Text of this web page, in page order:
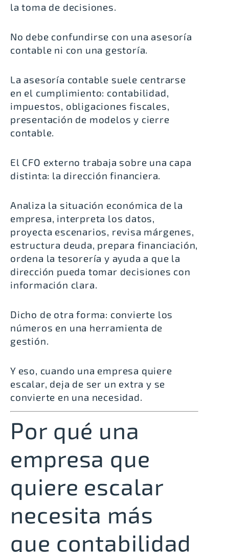
la toma de decisiones.
No debe confundirse con una asesoría
contable ni con una gestoría.
La asesoría contable suele centrarse
en el cumplimiento: contabilidad,
impuestos, obligaciones fiscales,
presentación de modelos y cierre
contable.
El CFO externo trabaja sobre una capa
distinta: la dirección financiera.
Analiza la situación económica de la
empresa, interpreta los datos,
proyecta escenarios, revisa márgenes,
estructura deuda, prepara financiación,
ordena la tesorería y ayuda a que la
dirección pueda tomar decisiones con
información clara.
Dicho de otra forma: convierte los
números en una herramienta de
gestión.
Y eso, cuando una empresa quiere
escalar, deja de ser un extra y se
convierte en una necesidad.
Por qué una
empresa que
quiere escalar
necesita más
que contabilidad